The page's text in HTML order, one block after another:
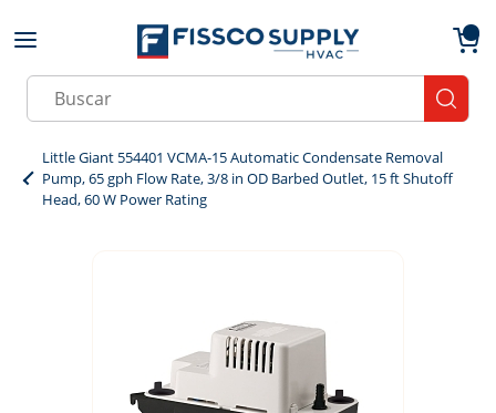
Skip to main content
Site Search
Little Giant 554401 VCMA-15 Automatic Condensate Removal
Pump, 65 gph Flow Rate, 3/8 in OD Barbed Outlet, 15 ft Shutoff
Head, 60 W Power Rating